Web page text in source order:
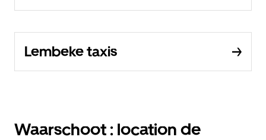
Lembeke taxis
Waarschoot : location de